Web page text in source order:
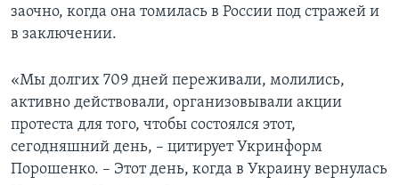
заочно, когда она томилась в России под стражей и
в заключении.
«Мы долгих 709 дней переживали, молились,
активно действовали, организовывали акции
протеста для того, чтобы состоялся этот,
сегодняшний день, – цитирует Укринформ
Порошенко. – Этот день, когда в Украину вернулась